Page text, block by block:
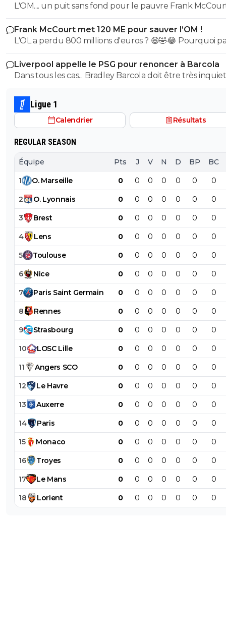
L'OM.... un puit sans fond pour le pauvre Frank
Frank McCourt met 120 ME pour sauver l’OM !
L'OL a perdu 800 millions d'euros ? 😆🤣😂 Pourquoi pas un
milliard tant que tu y es ! ^^
Liverpool appelle le PSG pour renoncer à Barcola
Dans tous les cas... Bradley Barcola doit être très inquiet.
qui est vraiment compréhensible lorsque l'on sait
le PSG a traiter Kylian Mbappé lorsqu'il avait voulu
PSG.
Ligue 1
Calendrier Résultats
REGULAR SEASON
Équipe Pts J V N D BP BC
1 O. Marseille 0 0 0 0 0 0 0
2 O. Lyonnais 0 0 0 0 0 0 0
3 Brest 0 0 0 0 0 0 0
4 Lens 0 0 0 0 0 0 0
5 Toulouse 0 0 0 0 0 0 0
6 Nice 0 0 0 0 0 0 0
7 Paris Saint Germain 0 0 0 0 0 0 0
8 Rennes 0 0 0 0 0 0 0
9 Strasbourg 0 0 0 0 0 0 0
10 LOSC Lille 0 0 0 0 0 0 0
11 Angers SCO 0 0 0 0 0 0 0
12 Le Havre 0 0 0 0 0 0 0
13 Auxerre 0 0 0 0 0 0 0
14 Paris 0 0 0 0 0 0 0
15 Monaco 0 0 0 0 0 0 0
16 Troyes 0 0 0 0 0 0 0
17 Le Mans 0 0 0 0 0 0 0
18 Lorient 0 0 0 0 0 0 0